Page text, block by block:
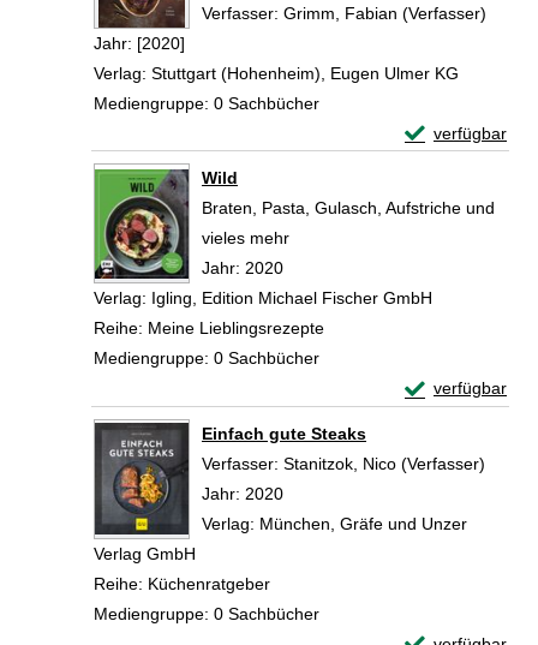
Verfasser: Grimm, Fabian (Verfasser)
Jahr: [2020]
Verlag: Stuttgart (Hohenheim), Eugen Ulmer KG
Mediengruppe: 0 Sachbücher
verfügbar
Exemplar-
Wild
Braten, Pasta, Gulasch, Aufstriche und
vieles mehr
Suche nach diesem Verfasser
Jahr: 2020
Verlag: Igling, Edition Michael Fischer GmbH
Reihe: Meine Lieblingsrezepte
Mediengruppe: 0 Sachbücher
verfügbar
Exemplar-
Einfach gute Steaks
Verfasser: Stanitzok, Nico (Verfasser)
Jahr: 2020
Verlag: München, Gräfe und Unzer
Verlag GmbH
Reihe: Küchenratgeber
Mediengruppe: 0 Sachbücher